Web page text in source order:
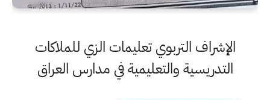
الإشراف التربوي تعليمات الزي للملاكات
التدريسية والتعليمية في مدارس العراق